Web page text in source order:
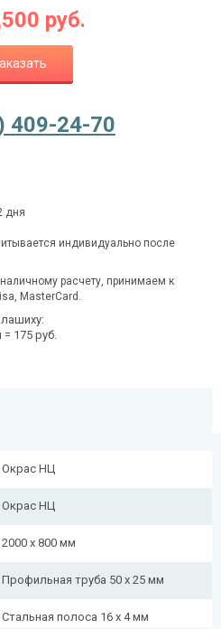
с 08:00 до 24:00
руб.
409-24-70
дня
индивидуально после
расчету, принимаем к
MasterCard.
175 руб.
Окрас НЦ
Окрас НЦ
2000 х 800 мм
Профильная труба 50 х 25 мм
Стальная полоса 16 х 4 мм